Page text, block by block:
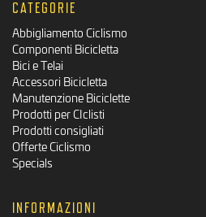
CATEGORIE
Abbigliamento Ciclismo
Componenti Bicicletta
Bici e Telai
Accessori Bicicletta
Manutenzione Biciclette
Prodotti per CIclisti
Prodotti consigliati
Offerte Ciclismo
Specials
INFORMAZIONI